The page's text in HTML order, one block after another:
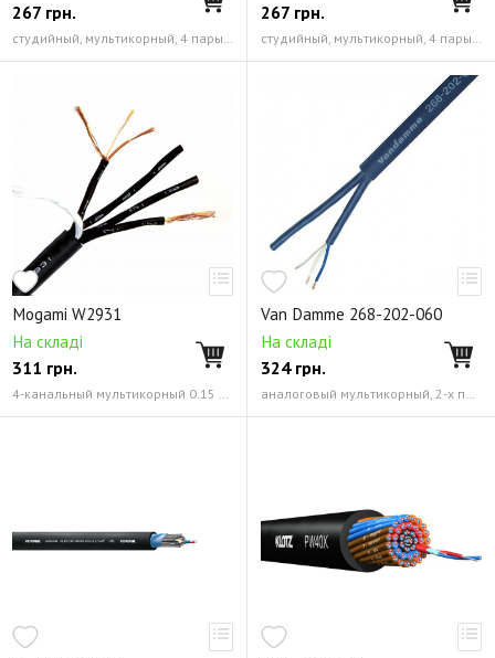
267 грн.
студийный, мультикорный, 4 пары, 3-х жильный 0.22 мм² (24 AWG)
267 грн.
студийный, мультикорный, 4 пары, 3-х жильный 0.22 мм² (24 AWG)
Mogami W2931
На складі
311 грн.
4-канальный мультикорный 0.15 мм² (26 AWG)
Van Damme 268-202-060
На складі
324грн.
аналоговый мультикорный, 2-х парный, экранированный 0.22 мм² (24 AWG)